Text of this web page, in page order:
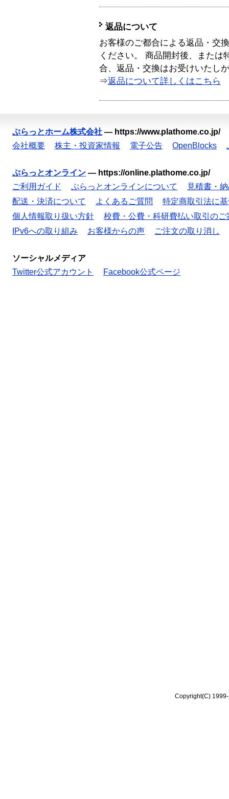
返品について
お客様のご都合による返品・交
ください。 商品開封後、または
合、返品・交換はお受けいたし
⇒返品について詳しくはこちら
ぷらっとホーム株式会社 — https://www.plathome.co.jp/
会社概要
株主・投資家情報 電子公告 OpenBlocks
ぷらっとオンライン — https://online.plathome.co.jp/
ご利用ガイド
ぷらっとオンラインについて
見積書・
配送・決済について
よくあるご質問
特定商取引法に
個人情報取り扱い方針
校費・公費・科研費払い取引のご
IPv6への取り組み
お客様からの声 ご注文の取り消し
ソーシャルメディア
Twitter公式アカウント
Facebook公式ページ
Copyright(C)